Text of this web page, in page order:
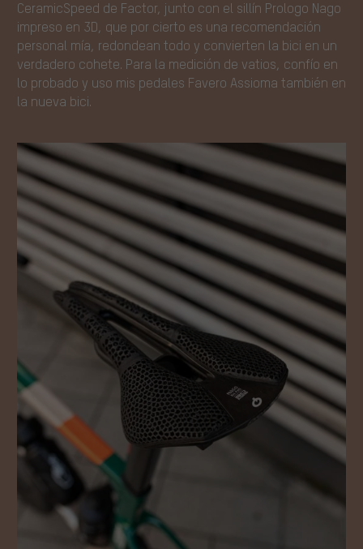
CeramicSpeed de Factor, junto con el sillín Prologo Nago
impreso en 3D, que por cierto es una recomendación
personal mía, redondean todo y convierten la bici en un
verdadero cohete. Para la medición de vatios, confío en
lo probado y uso mis pedales Favero Assioma también en
la nueva bici.